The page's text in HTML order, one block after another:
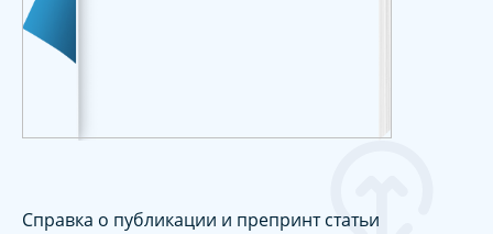
Справка о публикации и препринт статьи